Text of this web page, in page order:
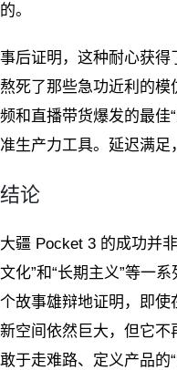
的。
事后证明，这种耐心获得
熬死了那些急功近利的
频和直播带货爆发的最佳
准生产力工具。延迟满足
结论
大疆 Pocket 3 的成功并
文化”和“长期主义”等一
个故事雄辩地证明，即使
新空间依然巨大，但它不
敢于走难路、定义产品的